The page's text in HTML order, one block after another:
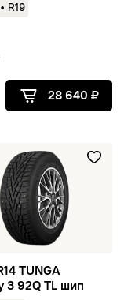
• R19
28 640 ₽
TUNGA Nordway
TUNGA
3 92Q TL шип